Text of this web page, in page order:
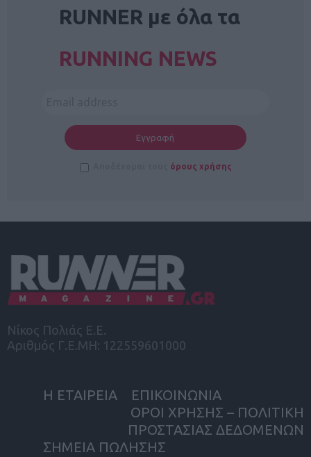
RUNNER με όλα τα
RUNNING NEWS
όρους χρήσης
Νίκος Πολιάς Ε.Ε.
Αριθμός Γ.Ε.ΜΗ: 122559601000
Η ΕΤΑΙΡΕΙΑ
ΕΠΙΚΟΙΝΩΝΙΑ
ΟΡΟΙ ΧΡΗΣΗΣ – ΠΟΛΙΤΙΚΗ
ΠΡΟΣΤΑΣΙΑΣ ΔΕΔΟΜΕΝΩΝ
ΣΗΜΕΙΑ ΠΩΛΗΣΗΣ